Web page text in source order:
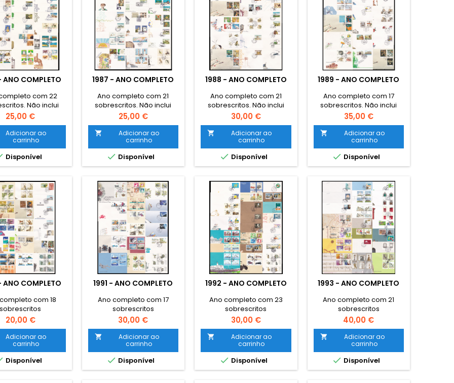
ANO COMPLETO
com 22
Não inclui
selos base
Preço
25,00 €
Adicionar ao
carrinho
Disponível
1987 - ANO COMPLETO
Ano completo com 21
sobrescritos. Não inclui
selos base
Preço
25,00 €

Adicionar ao
carrinho
 Disponível
1988 - ANO COMPLETO
Ano completo com 21
sobrescritos. Não inclui
selos base
Preço
30,00 €

Adicionar ao
carrinho
 Disponível
1989 - ANO COMPLETO
Ano completo com 17
sobrescritos. Não inclui
selos base
Preço
35,00 €

Adicionar ao
carrinho
 Disponível
COMPLETO
com 18
sobrescritos
Preço
20,00 €
Adicionar ao
carrinho
Disponível
1991 - ANO COMPLETO
Ano completo com 17
sobrescritos
Preço
30,00 €

Adicionar ao
carrinho
 Disponível
1992 - ANO COMPLETO
Ano completo com 23
sobrescritos
Preço
30,00 €

Adicionar ao
carrinho
 Disponível
1993 - ANO COMPLETO
Ano completo com 21
sobrescritos
Preço
40,00 €

Adicionar ao
carrinho
 Disponível